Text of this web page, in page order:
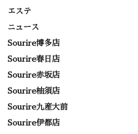
エステ
ニュース
Sourire博多店
Sourire春日店
Sourire赤坂店
Sourire柚須店
Sourire九産大前
Sourire伊都店